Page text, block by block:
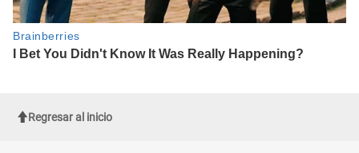
Regresar al inicio